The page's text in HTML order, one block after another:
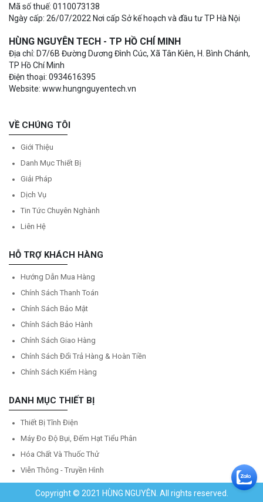
Mã số thuế: 0110073138
Ngày cấp: 26/07/2022 Nơi cấp Sở kế hoạch và đầu tư TP Hà Nội
HÙNG NGUYÊN TECH - TP HỒ CHÍ MINH
Địa chỉ: D7/6B Đường Dương Đình Cúc, Xã Tân Kiên, H. Bình Chánh,
TP Hồ Chí Minh
Điện thoại: 0934616395
Website: www.hungnguyentech.vn
VỀ CHÚNG TÔI
Giới Thiệu
Danh Mục Thiết Bị
Giải Pháp
Dịch Vụ
Tin Tức Chuyên Nghành
Liên Hệ
HỖ TRỢ KHÁCH HÀNG
Hướng Dẫn Mua Hàng
Chính Sách Thanh Toán
Chính Sách Bảo Mật
Chính Sách Bảo Hành
Chính Sách Giao Hàng
Chính Sách Đổi Trả Hàng & Hoàn Tiền
Chính Sách Kiểm Hàng
DANH MỤC THIẾT BỊ
Thiết Bị Tĩnh Điện
Máy Đo Độ Bụi, Đếm Hạt Tiểu Phân
Hóa Chất Và Thuốc Thử
Viễn Thông - Truyền Hình
Copyright © 2021 HÙNG NGUYÊN. All rights reserved.